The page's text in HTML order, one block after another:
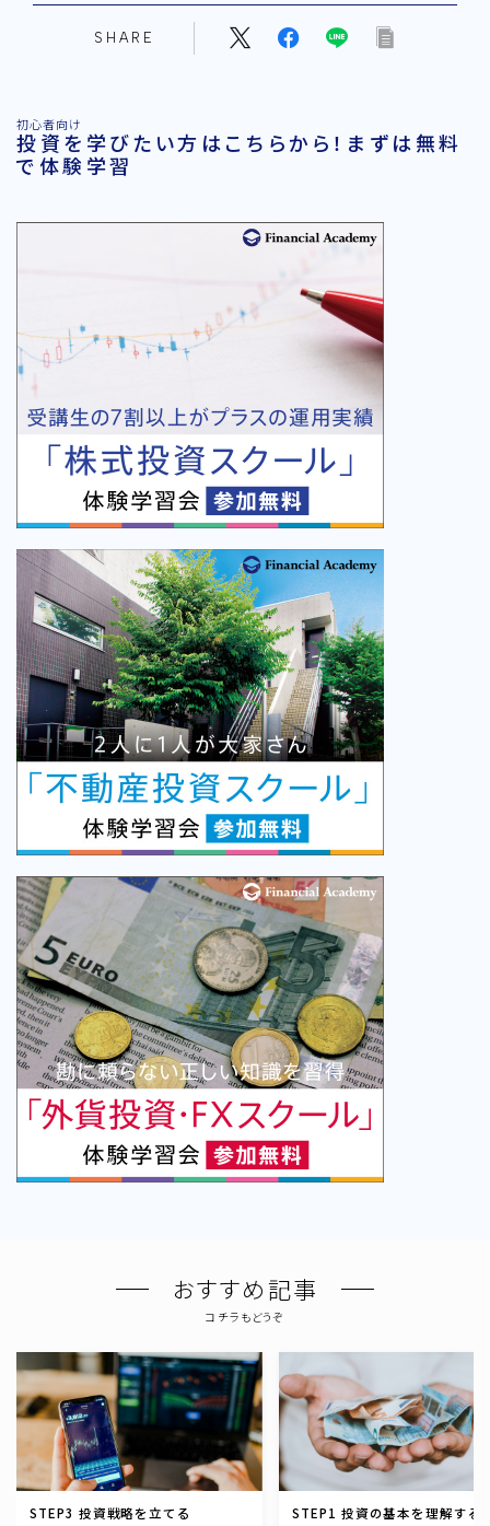
SHARE
初心者向け
投資を学びたい方はこちらから！まずは無料
で体験学習
おすすめ記事
コチラもどうぞ
STEP3 投資戦略を立てる STEP1 投資の基本を理解する